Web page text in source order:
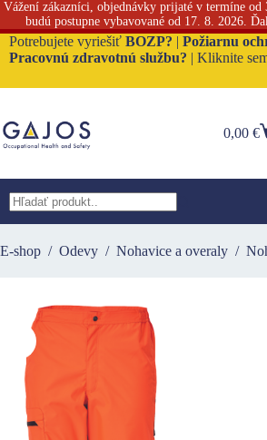
Vážení zákazníci, objednávky prijaté v termíne
budú postupne vybavované od 17. 8. 2026.
Skip
to
Potrebujete vyriešiť BOZP? | Požiarnu
Pracovnú zdravotnú službu? | Kliknite
0,00€
E-shop / Odevy / Nohavice a overaly /